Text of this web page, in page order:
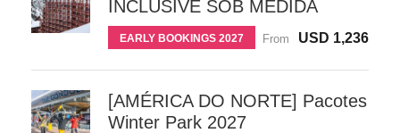
INCLUSIVE SOB MEDIDA
EARLY BOOKINGS 2027 From USD 1,236
[AMÉRICA DO NORTE] Pacotes
Winter Park 2027